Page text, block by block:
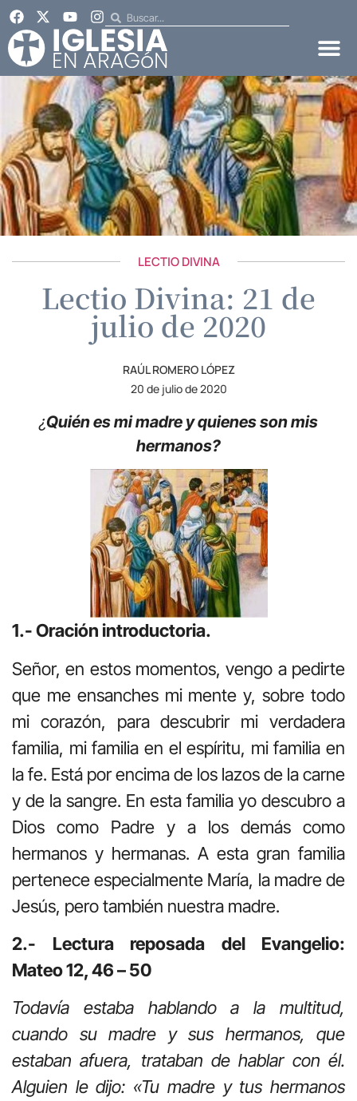
LECTIO DIVINA
Lectio Divina: 21 de
julio de 2020
RAÚL ROMERO LÓPEZ
20 de julio de 2020
¿Quién es mi madre y quienes son mis
hermanos?
1.- Oración introductoria.
Señor, en estos momentos, vengo a pedirte
que me ensanches mi mente y, sobre todo
mi corazón, para descubrir mi verdadera
familia, mi familia en el espíritu, mi familia en
la fe. Está por encima de los lazos de la carne
y de la sangre. En esta familia yo descubro a
Dios como Padre y a los demás como
hermanos y hermanas. A esta gran familia
pertenece especialmente María, la madre de
Jesús, pero también nuestra madre.
2.- Lectura reposada del Evangelio:
Mateo 12, 46 – 50
Todavía estaba hablando a la multitud,
cuando su madre y sus hermanos, que
estaban afuera, trataban de hablar con él.
Alguien le dijo: «Tu madre y tus hermanos